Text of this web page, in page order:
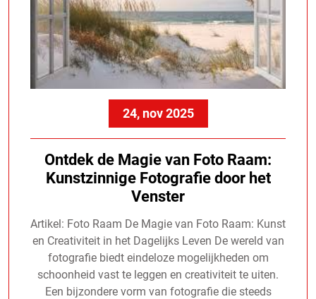
24, nov 2025
Ontdek de Magie van Foto Raam:
Kunstzinnige Fotografie door het
Venster
Artikel: Foto Raam De Magie van Foto Raam: Kunst
en Creativiteit in het Dagelijks Leven De wereld van
fotografie biedt eindeloze mogelijkheden om
schoonheid vast te leggen en creativiteit te uiten.
Een bijzondere vorm van fotografie die steeds